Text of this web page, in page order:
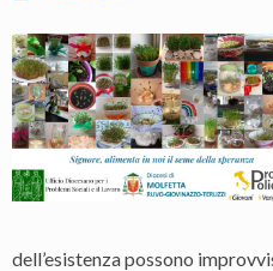
dell’esistenza possono